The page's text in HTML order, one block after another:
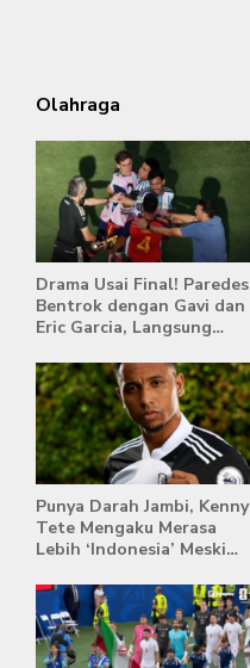
Olahraga
Drama Usai Final! Paredes
Bentrok dengan Gavi dan
Eric Garcia, Langsung
Punya Darah Jambi, Kenny
Tete Mengaku Merasa
Lebih ‘Indonesia’ Meski